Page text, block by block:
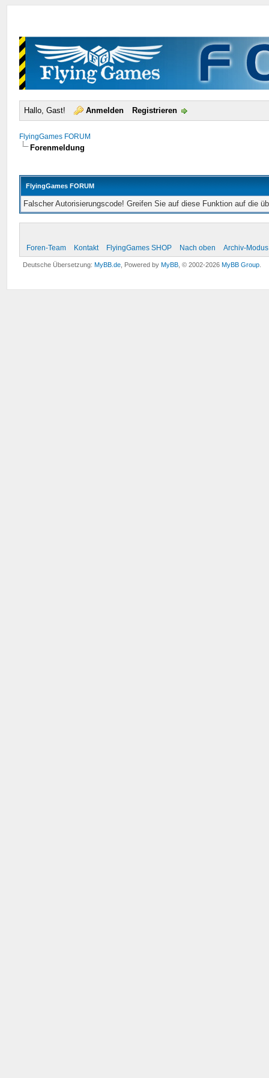
Hallo, Gast! Anmelden Registrieren
FlyingGames FORUM
Forenmeldung
FlyingGames FORUM
Falscher Autorisierungscode! Greifen Sie auf diese Funktion auf die
Foren-Team Kontakt FlyingGames SHOP Nach oben Archiv-Modus
Deutsche Übersetzung:MyBB.de , Powered byMyBB , © 2002-2026MyBB Group